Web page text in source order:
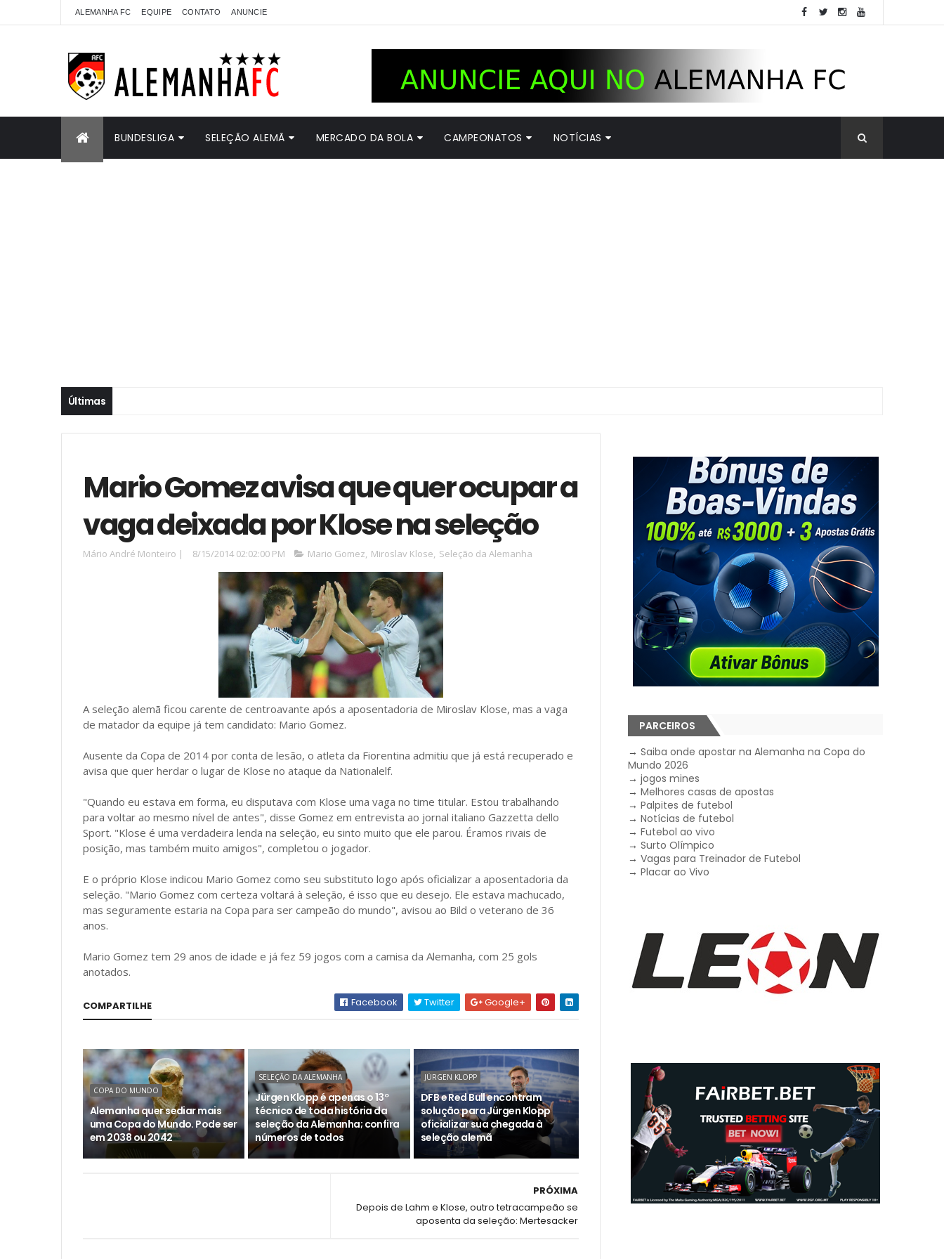
ALEMANHA FC EQUIPE CONTATO ANUNCIE
BUNDESLIGA SELEÇÃO ALEMÃ MERCADO DA BOLA CAMPEONATOS NOTÍCIAS
Últimas
Mario Gomez avisa que quer ocupar a
vaga deixada por Klose na seleção
Mário André Monteiro | 8/15/2014 02:02:00 PM Mario Gomez, Miroslav Klose, Seleção da Alemanha
A seleção alemã ficou carente de centroavante após a aposentadoria de Miroslav Klose, mas a vaga
de matador da equipe já tem candidato: Mario Gomez.
Ausente da Copa de 2014 por conta de lesão, o atleta da Fiorentina admitiu que já está recuperado e
avisa que quer herdar o lugar de Klose no ataque da Nationalelf.
"Quando eu estava em forma, eu disputava com Klose uma vaga no time titular. Estou trabalhando
para voltar ao mesmo nível de antes", disse Gomez em entrevista ao jornal italiano Gazzetta dello
Sport. "Klose é uma verdadeira lenda na seleção, eu sinto muito que ele parou. Éramos rivais de
posição, mas também muito amigos", completou o jogador.
E o próprio Klose indicou Mario Gomez como seu substituto logo após oficializar a aposentadoria da
seleção. "Mario Gomez com certeza voltará à seleção, é isso que eu desejo. Ele estava machucado,
mas seguramente estaria na Copa para ser campeão do mundo", avisou ao Bild o veterano de 36
anos.
Mario Gomez tem 29 anos de idade e já fez 59 jogos com a camisa da Alemanha, com 25 gols
anotados.
COMPARTILHE Facebook Twitter Google+
COPA DO MUNDO
Alemanha quer sediar mais
uma Copa do Mundo. Pode ser
em 2038 ou 2042
SELEÇÃO DA ALEMANHA
Jürgen Klopp é apenas o 13º
técnico de toda história da
seleção da Alemanha; confira
números de todos
JÜRGEN KLOPP
DFB e Red Bull encontram
solução para Jürgen Klopp
oficializar sua chegada à
seleção alemã
PRÓXIMA
Depois de Lahm e Klose, outro tetracampeão se
aposenta da seleção: Mertesacker
PARCEIROS
→Saiba onde apostar na Alemanha na Copa do
Mundo 2026
→jogos mines
→Melhores casas de apostas
→Palpites de futebol
→Notícias de futebol
→Futebol ao vivo
→Surto Olímpico
→Vagas para Treinador de Futebol
→Placar ao Vivo